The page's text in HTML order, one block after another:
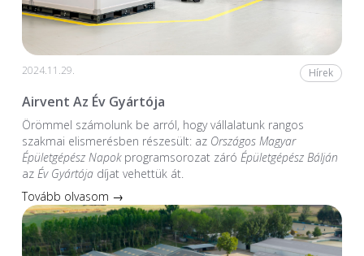
2024.11.29. Hírek
Airvent Az Év Gyártója
Örömmel számolunk be arról, hogy vállalatunk rangos
szakmai elismerésben részesült: az Országos Magyar
Épületgépész Napokprogramsorozat záró Épületgépész Bálján
az Év Gyártójadíjat vehettük át.
Tovább olvasom →